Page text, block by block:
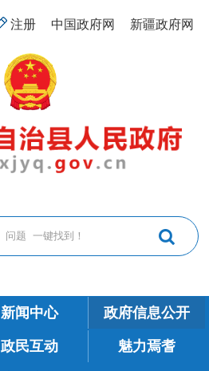
注册 中国政府网 新疆政府网
新闻中心 政府信息公开
政民互动 魅力焉耆